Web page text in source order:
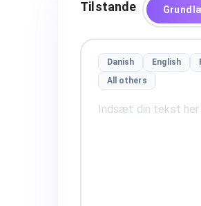
Tilstande
Danish English
All others